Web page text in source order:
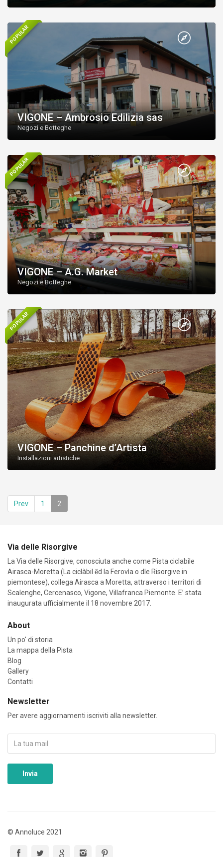
POPULAR
VIGONE – Ambrosio Edilizia sas
Negozi e Botteghe
POPULAR
VIGONE – A.G. Market
Negozi e Botteghe
POPULAR
VIGONE – Panchine d’Artista
Installazioni artistiche
Prev 1 2
Via delle Risorgive
La Via delle Risorgive, conosciuta anche come Pista ciclabile
Airasca-Moretta (La ciclàbil ĕd la Ferovìa o dle Risorgive in
piemontese), collega Airasca a Moretta, attraverso i territori di
Scalenghe, Cercenasco, Vigone, Villafranca Piemonte. E’ stata
inaugurata ufficialmente il 18 novembre 2017.
About
Un po' di storia
La mappa della Pista
Blog
Gallery
Contatti
Newsletter
Per avere aggiornamenti iscriviti alla newsletter.
© Annoluce 2021